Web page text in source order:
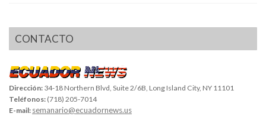
CONTACTO
Dirección: 34-18 Northern Blvd, Suite 2/6B, Long Island City, NY 11101
Teléfonos: (718) 205-7014
E-mail: semanario@ecuadornews.us